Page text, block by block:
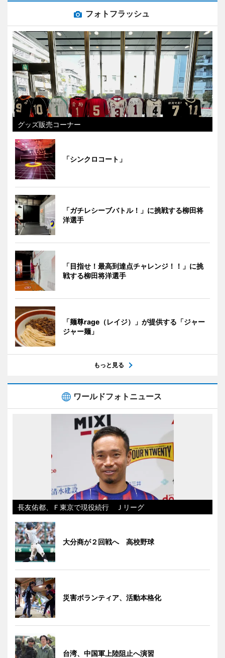
フォトフラッシュ
グッズ販売コーナー
「シンクロコート」
「ガチレシーブバトル！」に挑戦する柳田将
洋選手
「目指せ！最高到達点チャレンジ！！」に挑
戦する柳田将洋選手
「麺尊rage（レイジ）」が提供する「ジャー
ジャー麺」
もっと見る
ワールドフォトニュース
長友佑都、Ｆ東京で現役続行 Ｊリーグ
大分商が２回戦へ 高校野球
災害ボランティア、活動本格化
台湾、中国軍上陸阻止へ演習